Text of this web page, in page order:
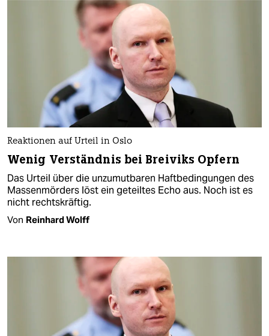
Reaktionen auf Urteil in Oslo
Wenig Verständnis bei Breiviks Opfern
Das Urteil über die unzumutbaren Haftbedingungen des
Massenmörders löst ein geteiltes Echo aus. Noch ist es
nicht rechtskräftig.
Von Reinhard Wolff